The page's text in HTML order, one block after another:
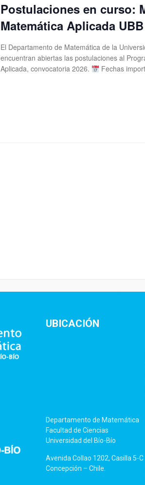
Postulaciones en curso:
Matemática Aplicada
El Departamento de Matemática de la
encuentran abiertas las postulaciones al
Aplicada, convocatoria 2026.
Fechas
UBICACIÓN
Departamento de Matemática
Facultad de Ciencias
Universidad del Bío-Bío
Avenida Collao 1202, Casilla 5-C
Concepción – Chile.